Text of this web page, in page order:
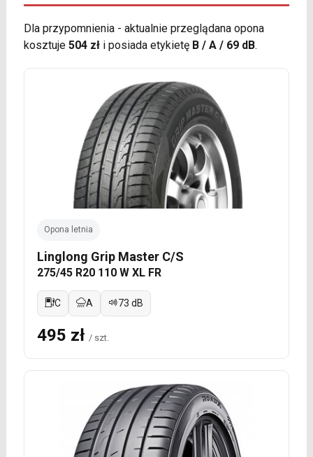
Dla przypomnienia - aktualnie przeglądana opona
kosztuje 504 złi posiada etykietę B / A / 69 dB.
Opona letnia
Linglong Grip Master C/S
275/45 R20 110 W XL FR
C A 73 dB
495 zł / szt.